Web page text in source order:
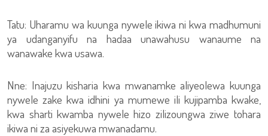
Tatu: Uharamu wa kuunga nywele ikiwa ni kwa madhumuni
ya udanganyifu na hadaa unawahusu wanaume na
wanawake kwa usawa.
Nne: Inajuzu kisharia kwa mwanamke aliyeolewa kuunga
nywele zake kwa idhini ya mumewe ili kujipamba kwake,
kwa sharti kwamba nywele hizo zilizoungwa ziwe tohara
ikiwa ni za asiyekuwa mwanadamu.